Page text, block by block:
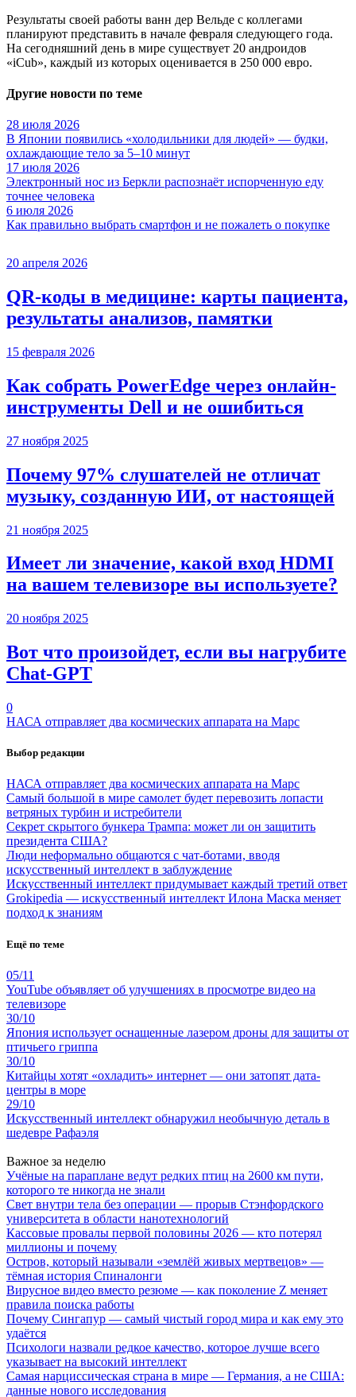
Результаты своей работы ванн дер Вельде с коллегами
планируют представить в начале февраля следующего года.
На сегодняшний день в мире существует 20 андроидов
«iCub», каждый из которых оценивается в 250 000 евро.
Другие новости по теме
28 июля 2026
В Японии появились «холодильники для людей» — будки,
охлаждающие тело за 5–10 минут
17 июля 2026
Электронный нос из Беркли распознаёт испорченную еду
точнее человека
6 июля 2026
Как правильно выбрать смартфон и не пожалеть о покупке
20 апреля 2026
QR-коды в медицине: карты пациента,
результаты анализов, памятки
15 февраля 2026
Как собрать PowerEdge через онлайн-
инструменты Dell и не ошибиться
27 ноября 2025
Почему 97% слушателей не отличат
музыку, созданную ИИ, от настоящей
21 ноября 2025
Имеет ли значение, какой вход HDMI
на вашем телевизоре вы используете?
20 ноября 2025
Вот что произойдет, если вы нагрубите
Chаt-GPT
0
НАСА отправляет два космических аппарата на Марс
Выбор редакции
НАСА отправляет два космических аппарата на Марс
Самый большой в мире самолет будет перевозить лопасти
ветряных турбин и истребители
Секрет скрытого бункера Трампа: может ли он защитить
президента США?
Люди неформально общаются с чат-ботами, вводя
искусственный интеллект в заблуждение
Искусственный интеллект придумывает каждый третий ответ
Grokipedia — искусственный интеллект Илона Маска меняет
подход к знаниям
Ещё по теме
05/11
YouTube объявляет об улучшениях в просмотре видео на
телевизоре
30/10
Япония использует оснащенные лазером дроны для защиты от
птичьего гриппа
30/10
Китайцы хотят «охладить» интернет — они затопят дата-
центры в море
29/10
Искусственный интеллект обнаружил необычную деталь в
шедевре Рафаэля
Важное за неделю
Учёные на параплане ведут редких птиц на 2600 км пути,
которого те никогда не знали
Свет внутри тела без операции — прорыв Стэнфордского
университета в области нанотехнологий
Кассовые провалы первой половины 2026 — кто потерял
миллионы и почему
Остров, который называли «землёй живых мертвецов» —
тёмная история Спиналонги
Вирусное видео вместо резюме — как поколение Z меняет
правила поиска работы
Почему Сингапур — самый чистый город мира и как ему это
удаётся
Психологи назвали редкое качество, которое лучше всего
указывает на высокий интеллект
Самая нарциссическая страна в мире — Германия, а не США:
данные нового исследования